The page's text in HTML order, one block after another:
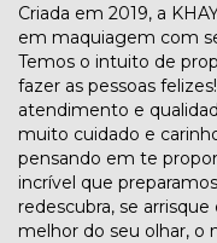
Criada em 2019, a
em maquiagem com
Temos o intuito de
fazer as pessoas
atendimento e
muito cuidado e
pensando em te
incrível que
redescubra, se
melhor do seu olhar, o